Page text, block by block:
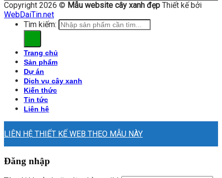
Copyright 2026 © Mẫu website cây xanh đẹp Thiết kế bởi
WebDaiTin.net
Tìm kiếm:
Trang chủ
Sản phẩm
Dự án
Dịch vụ cây xanh
Kiến thức
Tin tức
Liên hệ
LIÊN HỆ THIẾT KẾ WEB THEO MẪU NÀY
Đăng nhập